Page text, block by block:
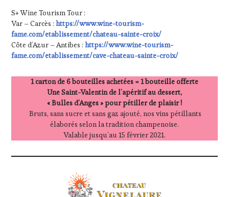
S+ Wine Tourism Tour :
Var – Carcès :https://www.wine-tourism-
fame.com/etablissement/chateau-sainte-croix/
Côte d’Azur – Antibes :https://www.wine-tourism-
fame.com/etablissement/cave-chateau-sainte-croix/
1 carton de 6 bouteilles achetées = 1 bouteille offerte
Une Saint-Valentin de l’apéritif au dessert,
« Bulles d’Anges » pour pétiller de plaisir !
Bruts, sans sucre et sans gaz ajouté, nos vins pétillants
élaborés selon la tradition champenoise.
Valable jusqu’au 15 février 2021.